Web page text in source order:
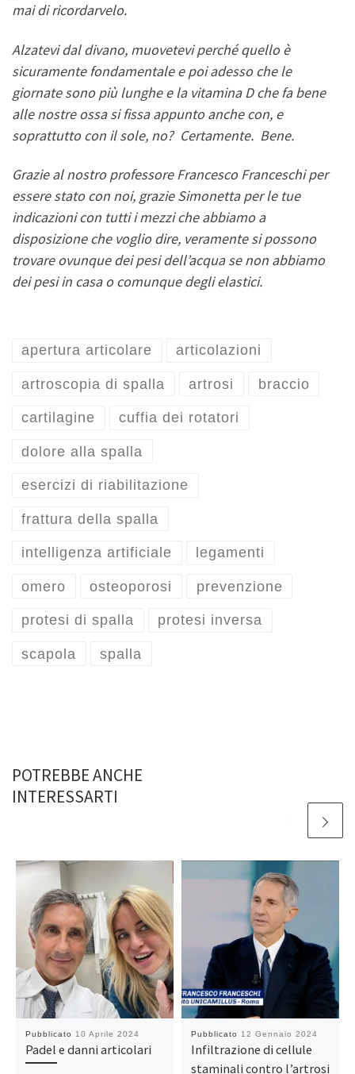
mai di ricordarvelo.
Alzatevi dal divano, muovetevi perché quello è
sicuramente fondamentale e poi adesso che le
giornate sono più lunghe e la vitamina D che fa bene
alle nostre ossa si fissa appunto anche con, e
soprattutto con il sole, no? Certamente. Bene.
Grazie al nostro professore Francesco Franceschi per
essere stato con noi, grazie Simonetta per le tue
indicazioni con tutti i mezzi che abbiamo a
disposizione che voglio dire, veramente si possono
trovare ovunque dei pesi dell’acqua se non abbiamo
dei pesi in casa o comunque degli elastici.
apertura articolare articolazioni
artroscopia di spalla artrosi braccio
cartilagine cuffia dei rotatori
dolore alla spalla
esercizi di riabilitazione
frattura della spalla
intelligenza artificiale legamenti
omero osteoporosi prevenzione
protesi di spalla protesi inversa
scapola spalla
POTREBBE ANCHE
INTERESSARTI
Pubblicato 10 Aprile 2024
Padel e danni articolari
Pubblicato 12 Gennaio 2024
Infiltrazione di cellule
staminali contro l’artrosi